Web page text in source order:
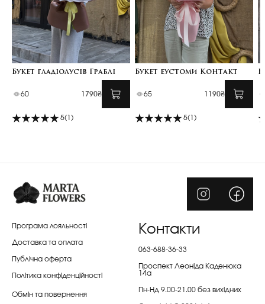
Букет гладіолусів Граблі
60 1790₴
5(1)
Букет еустоми Контакт
65 1190₴
5(1)
Програма лояльності
Доставка та оплата
Публічна оферта
Політика конфіденційності
Обмін та повернення
Контакти
063-688-36-33
Проспект Леоніда Каденюка
14а
Пн-Нд 9.00-21.00 без вихідних